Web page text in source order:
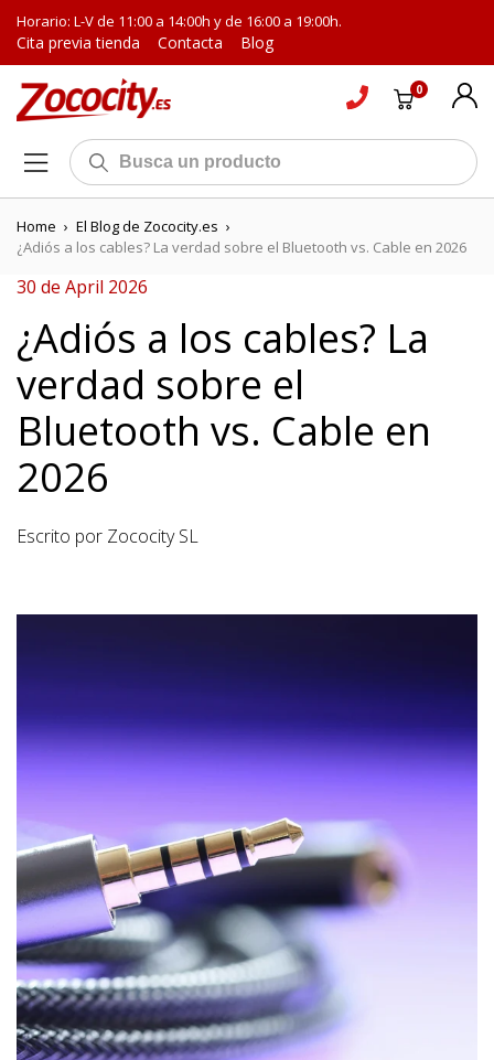
Horario: L-V de 11:00 a 14:00h y de 16:00 a 19:00h.
Cita previa tienda Contacta Blog
0
Home › El Blog de Zococity.es ›
¿Adiós a los cables? La verdad sobre el Bluetooth vs. Cable en 2026
30 de April 2026
¿Adiós a los cables? La
verdad sobre el
Bluetooth vs. Cable en
2026
Escrito por Zococity SL